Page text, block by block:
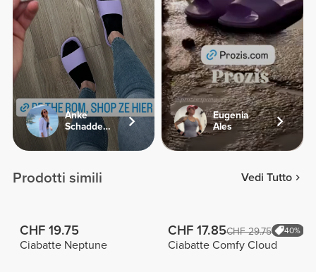
Anke
Schaddelee
Eugenia
Ales
Prodotti simili Vedi Tutto
CHF 19.75
Ciabatte Neptune
CHF 17.85CHF 29.75 40%
Ciabatte Comfy Cloud